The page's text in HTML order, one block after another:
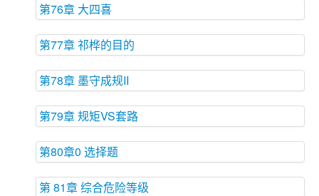
第76章 大四喜
第77章 祁桦的目的
第78章 墨守成规II
第79章 规矩VS套路
第80章0 选择题
第 81章 综合危险等级